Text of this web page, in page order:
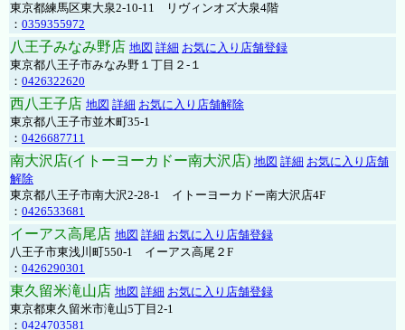
東京都練馬区東大泉2-10-11 リヴィンオズ大泉4階
： 0359355972
八王子みなみ野店 地図 詳細 お気に入り店舗登録
東京都八王子市みなみ野１丁目２-１
： 0426322620
西八王子店 地図 詳細 お気に入り店舗解除
東京都八王子市並木町35-1
： 0426687711
南大沢店(イトーヨーカドー南大沢店) 地図 詳細 お気に入り店舗
解除
東京都八王子市南大沢2-28-1 イトーヨーカドー南大沢店4F
： 0426533681
イーアス高尾店 地図 詳細 お気に入り店舗登録
八王子市東浅川町550-1 イーアス高尾２F
： 0426290301
東久留米滝山店 地図 詳細 お気に入り店舗登録
東京都東久留米市滝山5丁目2-1
： 0424703581